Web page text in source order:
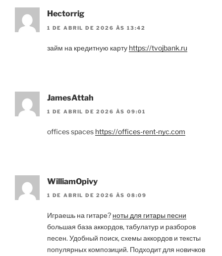
Hectorrig
1 DE ABRIL DE 2026 ÀS 13:42
займ на кредитную карту https://tvojbank.ru
JamesAttah
1 DE ABRIL DE 2026 ÀS 09:01
offices spaces https://offices-rent-nyc.com
WilliamOpivy
1 DE ABRIL DE 2026 ÀS 08:09
Играешь на гитаре? ноты для гитары песни
большая база аккордов, табулатур и разборов
песен. Удобный поиск, схемы аккордов и тексты
популярных композиций. Подходит для новичков